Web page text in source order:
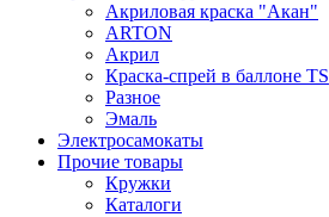
Акриловая краска "Акан"
ARTON
Акрил
Краска-спрей в баллоне TS
Разное
Эмаль
Электросамокаты
Прочие товары
Кружки
Каталоги